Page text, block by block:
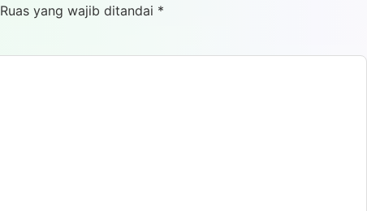
Ruas yang wajib ditandai *